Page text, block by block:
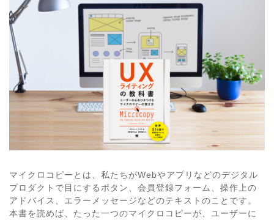
マイクロコピーとは、私たちがWebやアプリなどのデジタル
プロダクトで目にするボタン、会員登録フォーム、操作上の
アドバイス、エラーメッセージなどのテキストのことです。
本書を読めば、たった一つのマイクロコピーが、ユーザーに